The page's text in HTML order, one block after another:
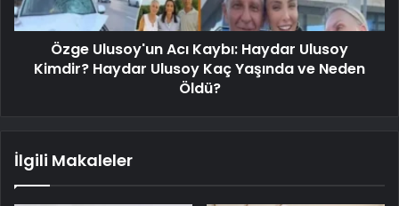
Özge Ulusoy'un Acı Kaybı: Haydar Ulusoy
Kimdir? Haydar Ulusoy Kaç Yaşında ve Neden
Öldü?
İlgili Makaleler